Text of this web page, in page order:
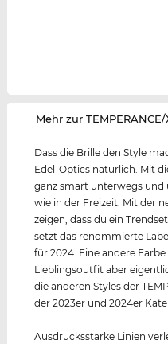
‌Mehr zur
Dass die Brille den Style
Edel-Optics natürlich. Mit
ganz smart unterwegs und
wie in der Freizeit. Mit der
zeigen, dass du ein
setzt das renommierte
für 2024. Eine andere
Lieblingsoutfit aber
die anderen Styles der
der 2023er und 2024er Kate
Ausdrucksstarke Linien